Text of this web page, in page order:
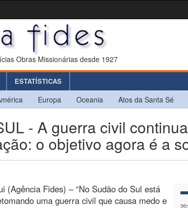
Obras Missionárias desde 1927
ESTATÍSTICAS
Europa Oceania Atos da Santa Sé
- A guerra civil continua
o objetivo agora é a
(Agência Fides) – “No Sudão do Sul está
uma guerra civil que causa medo e